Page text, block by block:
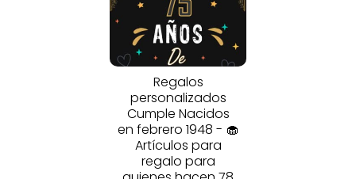
Regalos
personalizados
Cumple Nacidos
en febrero 1948 - 🧁
Artículos para
regalo para